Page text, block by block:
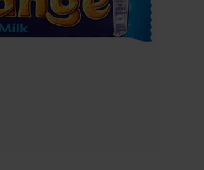
Lexus Triangle Giftbox Milk 120g